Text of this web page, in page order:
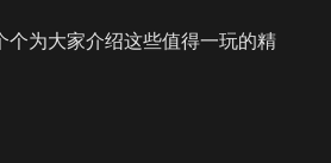
个为大家介绍这些值得一玩的精